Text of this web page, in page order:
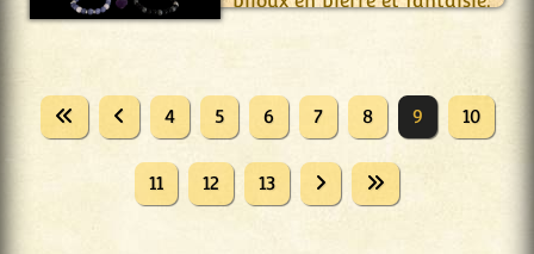
4 5 6 7 8 9 10
11 12 13